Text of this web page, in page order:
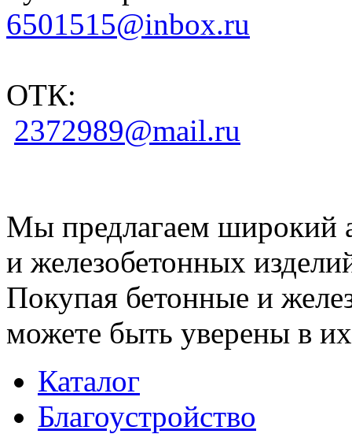
6501515@inbox.ru
ОТК:
2372989@mail.ru
Мы предлагаем широкий
и железобетонных
Покупая бетонные и
можете быть уверены в их
Каталог
Благоустройство